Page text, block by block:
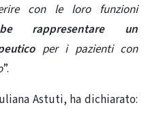
con le loro funzioni
rappresentare un
per i pazienti con
”.
Astuti, ha dichiarato: